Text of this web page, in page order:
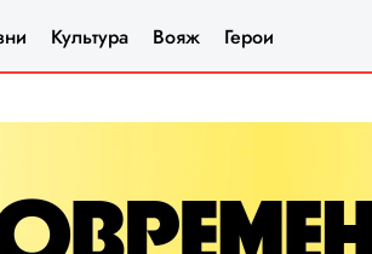
Культура Вояж Герои